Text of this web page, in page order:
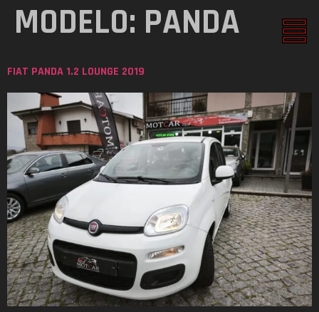
MODELO: PANDA
FIAT PANDA 1.2 LOUNGE 2019